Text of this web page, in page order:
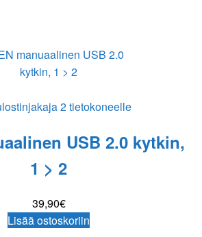
2 tietokoneelle
USB 2.0 kytkin,
1 > 2
39,90€
Lisää ostoskoriin